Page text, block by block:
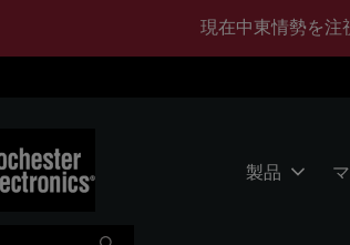
現在中東情勢を注
製品